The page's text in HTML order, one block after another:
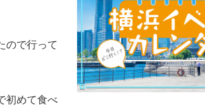
ので行って
初めて食べ